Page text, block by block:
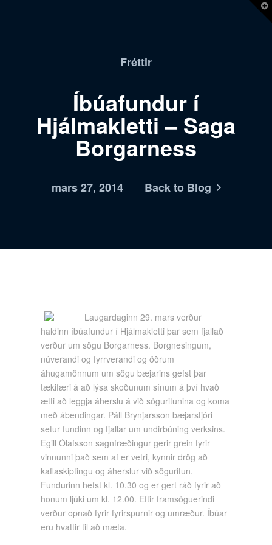
Fréttir
Íbúafundur í
Hjálmakletti – Saga
Borgarness
mars 27, 2014 Back to Blog
Laugardaginn 29. mars verður
haldinn íbúafundur í Hjálmakletti þar sem fjallað
verður um sögu Borgarness. Borgnesingum,
núverandi og fyrrverandi og öðrum
áhugamönnum um sögu bæjarins gefst þar
tækifæri á að lýsa skoðunum sínum á því hvað
ætti að leggja áherslu á við söguritunina og koma
með ábendingar. Páll Brynjarsson bæjarstjóri
setur fundinn og fjallar um undirbúning verksins.
Egill Ólafsson sagnfræðingur gerir grein fyrir
vinnunni það sem af er vetri, kynnir drög að
kaflaskiptingu og áherslur við söguritun.
Fundurinn hefst kl. 10.30 og er gert ráð fyrir að
honum ljúki um kl. 12.00. Eftir framsöguerindi
verður opnað fyrir fyrirspurnir og umræður. Íbúar
eru hvattir til að mæta.